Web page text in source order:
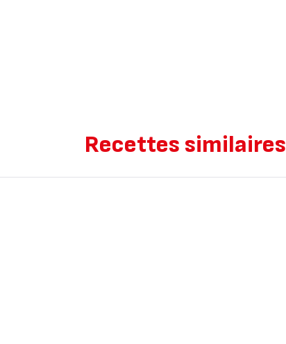
Recettes similaires